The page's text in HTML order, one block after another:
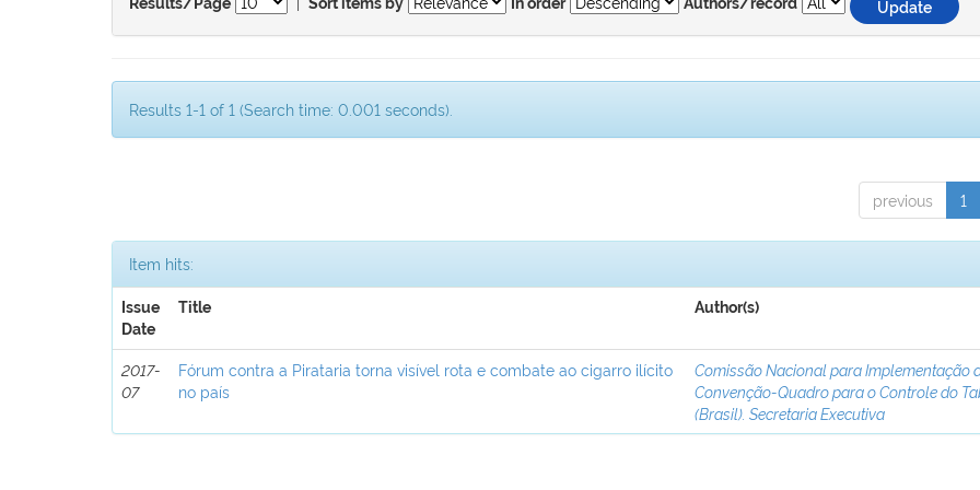
Results/Page Sort items by In order Authors/record
Results 1-1 of 1 (Search time: 0.001 seconds).
previous 1
Item hits:
Issue
Date
Title Author(s)
2017-
07
Fórum contra a Pirataria torna visível rota e combate ao cigarro ilícito
no país
Comissão Nacional para Implementação
Convenção-Quadro para o Controle do
(Brasil). Secretaria Executiva